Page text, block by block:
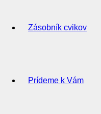
Zásobník cvikov
Prídeme k Vám